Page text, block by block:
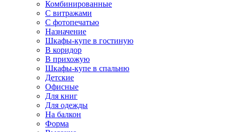
Комбинированные
С витражами
С фотопечатью
Назначение
Шкафы-купе в гостиную
В коридор
В прихожую
Шкафы-купе в спальню
Детские
Офисные
Для книг
Для одежды
На балкон
Форма